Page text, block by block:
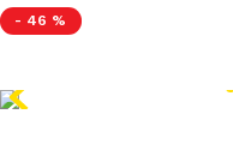
- 46 %